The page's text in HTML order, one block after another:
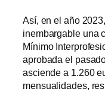
Así, en el año
inembargable una
Mínimo
aprobada el
asciende a 1.260
mensualidades,